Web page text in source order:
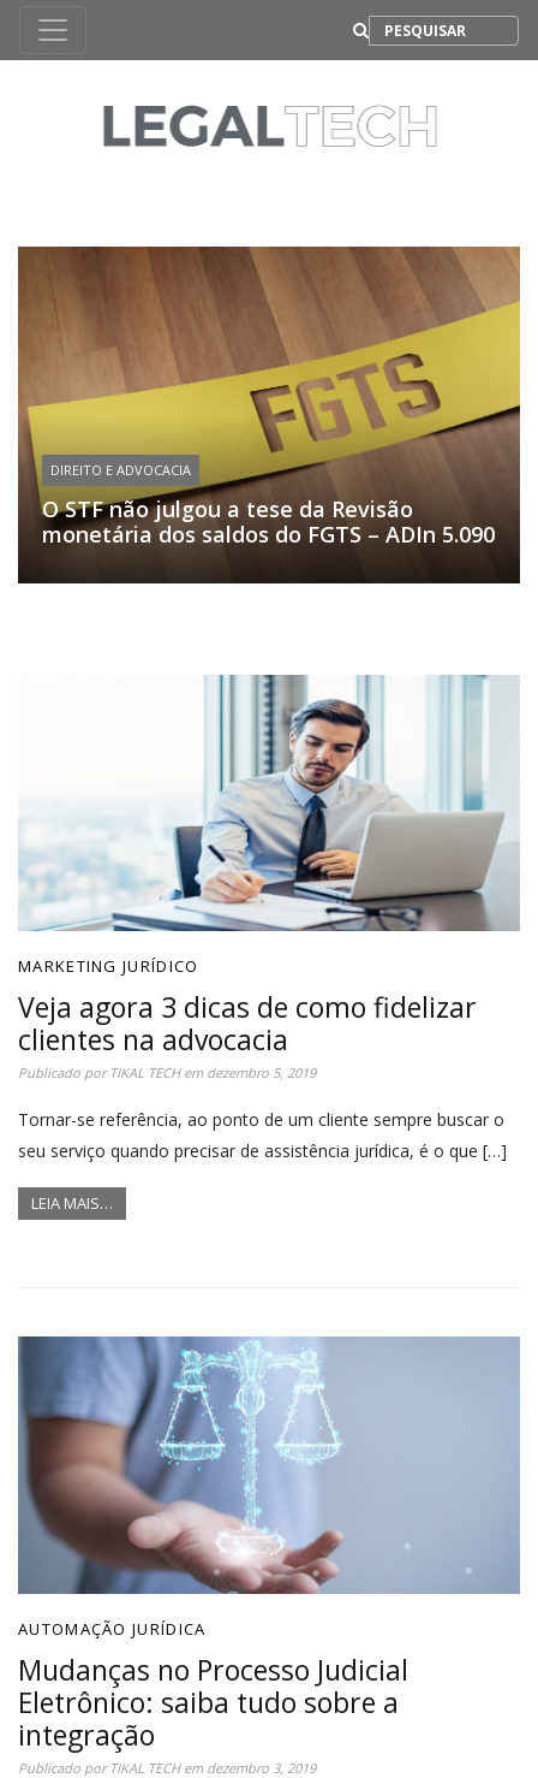
DIREITO E ADVOCACIA
O STF não julgou a tese da Revisão
monetária dos saldos do FGTS – ADIn 5.090
MARKETING JURÍDICO
Veja agora 3 dicas de como fidelizar
clientes na advocacia
Publicado por TIKAL TECHem dezembro 5, 2019
Tornar-se referência, ao ponto de um cliente sempre buscar o
seu serviço quando precisar de assistência jurídica, é o que […]
LEIA MAIS…
AUTOMAÇÃO JURÍDICA
Mudanças no Processo Judicial
Eletrônico: saiba tudo sobre a
integração
Publicado por TIKAL TECHem dezembro 3, 2019